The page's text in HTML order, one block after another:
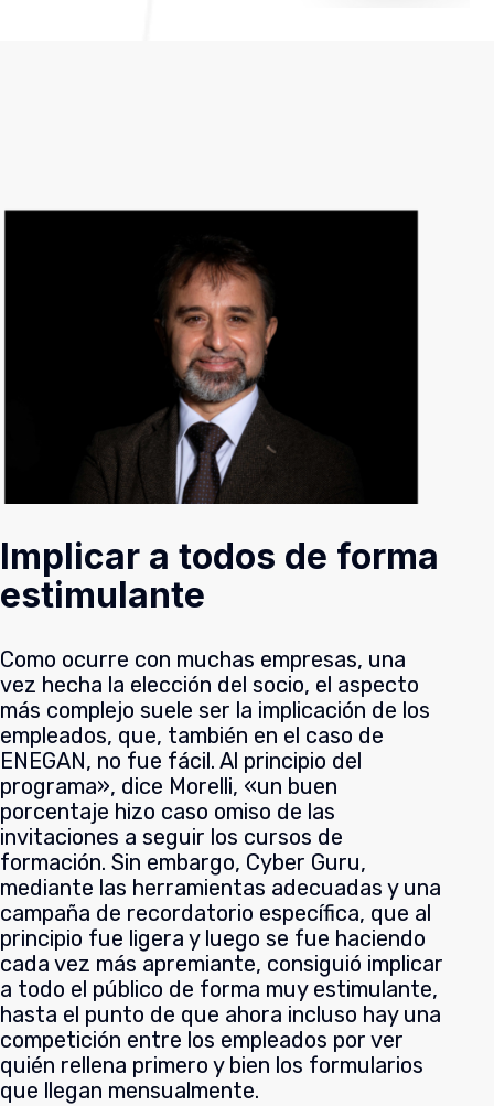
Implicar a todos de forma
estimulante
Como ocurre con muchas empresas, una
vez hecha la elección del socio, el aspecto
más complejo suele ser la implicación de los
empleados, que, también en el caso de
ENEGAN, no fue fácil. Al principio del
programa», dice Morelli, «un buen
porcentaje hizo caso omiso de las
invitaciones a seguir los cursos de
formación. Sin embargo, Cyber Guru,
mediante las herramientas adecuadas y una
campaña de recordatorio específica, que al
principio fue ligera y luego se fue haciendo
cada vez más apremiante, consiguió implicar
a todo el público de forma muy estimulante,
hasta el punto de que ahora incluso hay una
competición entre los empleados por ver
quién rellena primero y bien los formularios
que llegan mensualmente.